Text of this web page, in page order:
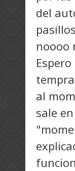
del
noooo
al
sale